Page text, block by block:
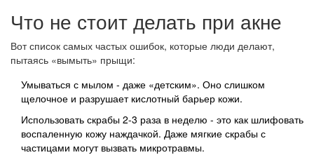
Что не стоит делать при акне
Вот список самых частых ошибок, которые люди делают,
пытаясь «вымыть» прыщи:
Умываться с мылом - даже «детским». Оно слишком
щелочное и разрушает кислотный барьер кожи.
Использовать скрабы 2-3 раза в неделю - это как шлифовать
воспаленную кожу наждачкой. Даже мягкие скрабы с
частицами могут вызвать микротравмы.